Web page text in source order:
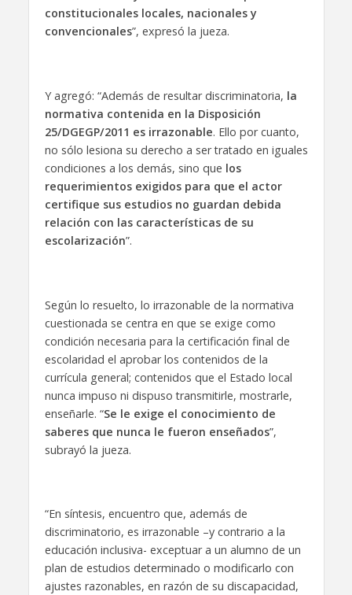
constitucionales locales, nacionales y
convencionales”, expresó la jueza.
Y agregó: “Además de resultar discriminatoria, la
normativa contenida en la Disposición
25/DGEGP/2011 es irrazonable. Ello por cuanto,
no sólo lesiona su derecho a ser tratado en iguales
condiciones a los demás, sino que los
requerimientos exigidos para que el actor
certifique sus estudios no guardan debida
relación con las características de su
escolarización”.
Según lo resuelto, lo irrazonable de la normativa
cuestionada se centra en que se exige como
condición necesaria para la certificación final de
escolaridad el aprobar los contenidos de la
currícula general; contenidos que el Estado local
nunca impuso ni dispuso transmitirle, mostrarle,
enseñarle. “Se le exige el conocimiento de
saberes que nunca le fueron enseñados”,
subrayó la jueza.
“En síntesis, encuentro que, además de
discriminatorio, es irrazonable –y contrario a la
educación inclusiva- exceptuar a un alumno de un
plan de estudios determinado o modificarlo con
ajustes razonables, en razón de su discapacidad,